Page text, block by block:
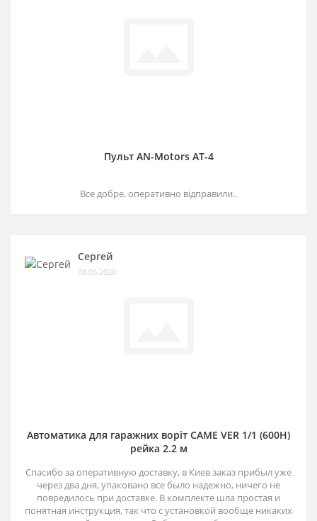
Пульт AN-Motors AT-4
Все добре, оперативно відправили..
Сергей
08.05.2020
Автоматика для гаражних воріт CAME VER 1/1 (600H)
рейка 2.2 м
Спасибо за оперативную доставку, в Киев заказ прибыл уже
через два дня, упаковано все было надежно, ничего не
повредилось при доставке. В комплекте шла простая и
понятная инструкция, так что с установкой вообще никаких